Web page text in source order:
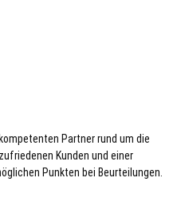
Partner rund um die
Kunden und einer
Punkten bei Beurteilungen.